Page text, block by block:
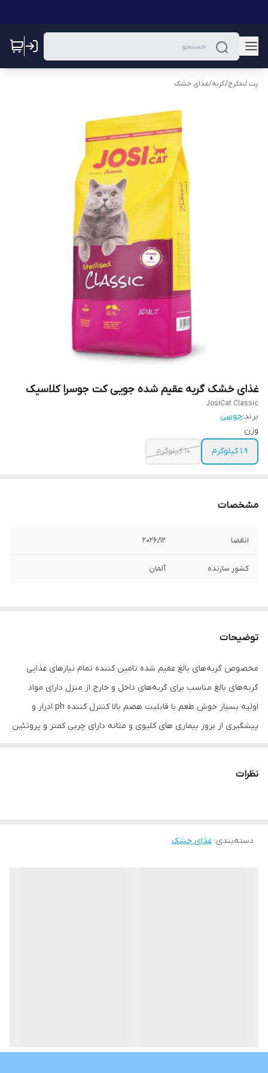
پت لندکرج/گربه/غذای خشک
غذای خشک گربه عقیم شده جویی کت جوسرا کلاسیک
JosiCat Classic
برند:جوسی
وزن
1.9 کیلوگرم
10 کیلوگرم
مشخصات
انقضا 2026/۱۲
کشور سازنده آلمان
توضیحات
مخصوص گربه‌های بالغ عقیم شده تامین کننده تمام نیازهای غذایی
گربه‌های بالغ مناسب برای گربه‌های داخل و خارج از منزل دارای مواد
اولیه بسیار خوش طعم با قابلیت هضم بالا کنترل کننده ph ادرار و
پیشگیری از بروز بیماری های کلیوی و مثانه دارای چربی کمتر و پروتئین
نظرات
دسته‌بندی: غذای خشک